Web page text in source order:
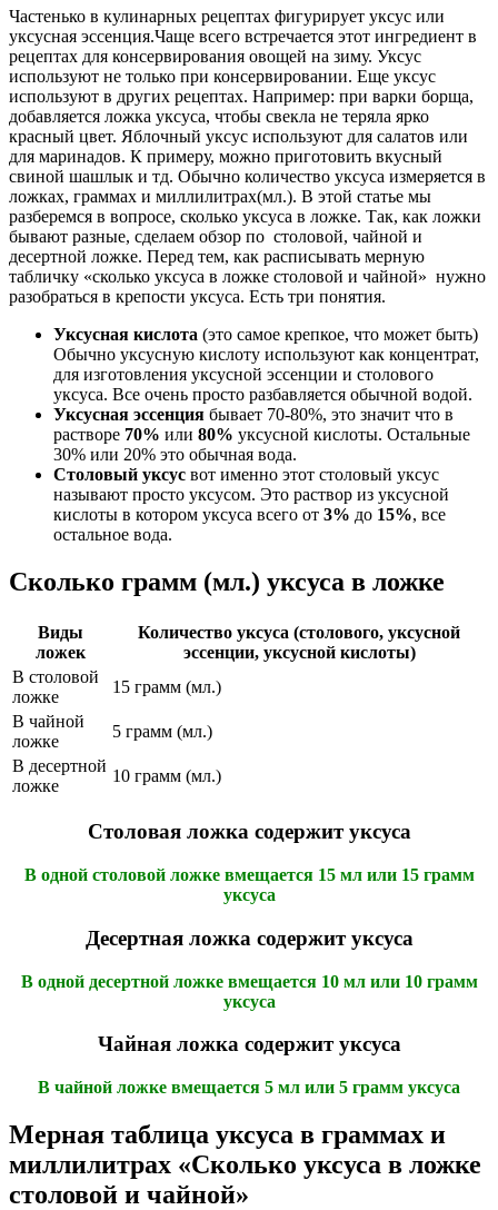
Частенько в кулинарных рецептах фигурирует уксус или
уксусная эссенция.Чаще всего встречается этот ингредиент в
рецептах для консервирования овощей на зиму. Уксус
используют не только при консервировании. Еще уксус
используют в других рецептах. Например: при варки борща,
добавляется ложка уксуса, чтобы свекла не теряла ярко
красный цвет. Яблочный уксус используют для салатов или
для маринадов. К примеру, можно приготовить вкусный
свиной шашлык и тд. Обычно количество уксуса измеряется в
ложках, граммах и миллилитрах(мл.). В этой статье мы
разберемся в вопросе, сколько уксуса в ложке. Так, как ложки
бывают разные, сделаем обзор по столовой, чайной и
десертной ложке. Перед тем, как расписывать мерную
табличку «сколько уксуса в ложке столовой и чайной» нужно
разобраться в крепости уксуса. Есть три понятия.
Уксусная кислота (это самое крепкое, что может быть)
Обычно уксусную кислоту используют как концентрат,
для изготовления уксусной эссенции и столового
уксуса. Все очень просто разбавляется обычной водой.
Уксусная эссенция бывает 70-80%, это значит что в
растворе 70% или 80% уксусной кислоты. Остальные
30% или 20% это обычная вода.
Столовый уксус вот именно этот столовый уксус
называют просто уксусом. Это раствор из уксусной
кислоты в котором уксуса всего от 3% до 15%, все
остальное вода.
Сколько грамм (мл.) уксуса в ложке
Виды
ложек
Количество уксуса (столового, уксусной
эссенции, уксусной кислоты)
В столовой
ложке
15 грамм (мл.)
В чайной
ложке
5 грамм (мл.)
В десертной
ложке
10 грамм (мл.)
Столовая ложка содержит уксуса
В одной столовой ложке вмещается 15 мл или 15 грамм
уксуса
Десертная ложка содержит уксуса
В одной десертной ложке вмещается 10 мл или 10 грамм
уксуса
Чайная ложка содержит уксуса
В чайной ложке вмещается 5 мл или 5 грамм уксуса
Мерная таблица уксуса в граммах и
миллилитрах «Сколько уксуса в ложке
столовой и чайной»